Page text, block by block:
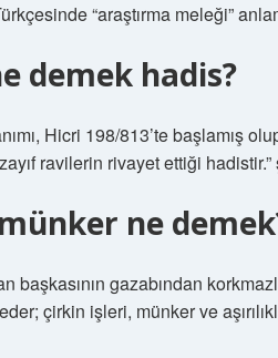
“araştırma meleği”
demek hadis?
Hicri 198/813’te başlamış
ravilerin rivayet ettiği hadistir.”
ne
başkasının gazabından
çirkin işleri, münker ve